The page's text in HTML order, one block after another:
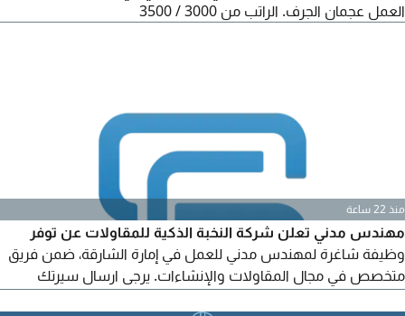
العمل عجمان الجرف. الراتب من 3000 / 3500
منذ 22 ساعة
مهندس مدني تعلن شركة النخبة الذكية للمقاولات عن توفر
وظيفة شاغرة لمهندس مدني للعمل في إمارة الشارقة، ضمن فريق
متخصص في مجال المقاولات والإنشاءات. يرجى ارسال سيرتك